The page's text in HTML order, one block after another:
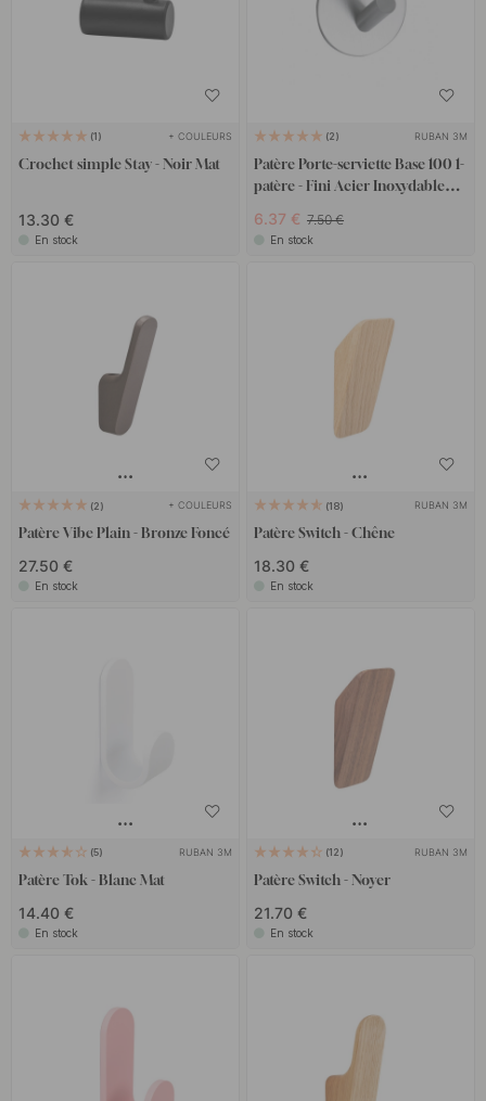
1 + COULEURS
Crochet simple Stay - Noir Mat
13.30 €
En stock
2 RUBAN 3M
Patère Porte-serviette Base 100 1-
patère - Fini Acier Inoxydable
6.37 € 7.50 €
En stock
2 + COULEURS
Patère Vibe Plain - Bronze Foncé
27.50 €
En stock
18 RUBAN 3M
Patère Switch - Chêne
18.30 €
En stock
5 RUBAN 3M
Patère Tok - Blanc Mat
14.40 €
En stock
12 RUBAN 3M
Patère Switch - Noyer
21.70 €
En stock